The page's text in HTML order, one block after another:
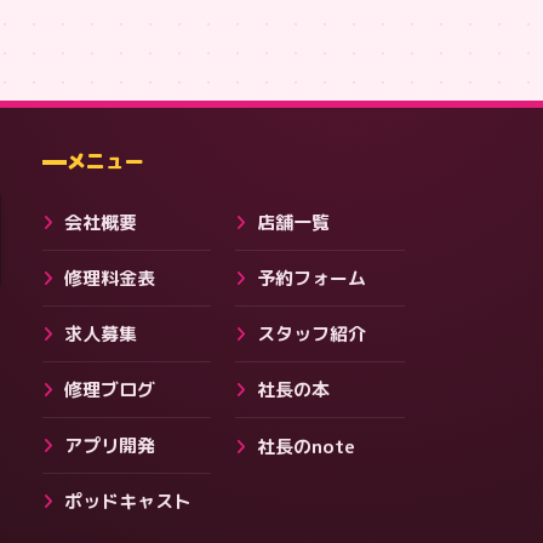
会社・ブログ
メニュー
会社概要 店舗一覧
修理料金表 予約フォーム
求人募集 スタッフ紹介
修理ブログ 社長の本
アプリ開発 社長のnote
ポッドキャスト